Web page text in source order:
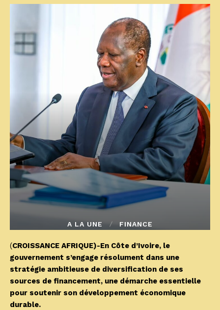
A LA UNE FINANCE
(CROISSANCE AFRIQUE)-En Côte d’Ivoire, le
gouvernement s’engage résolument dans une
stratégie ambitieuse de diversification de ses
sources de financement, une démarche essentielle
pour soutenir son développement économique
durable.